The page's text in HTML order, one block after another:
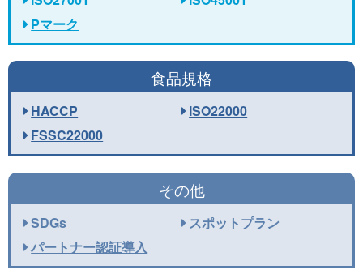
Pマーク
食品規格
HACCP
ISO22000
FSSC22000
その他
SDGs
スポットプラン
パートナー認証導入